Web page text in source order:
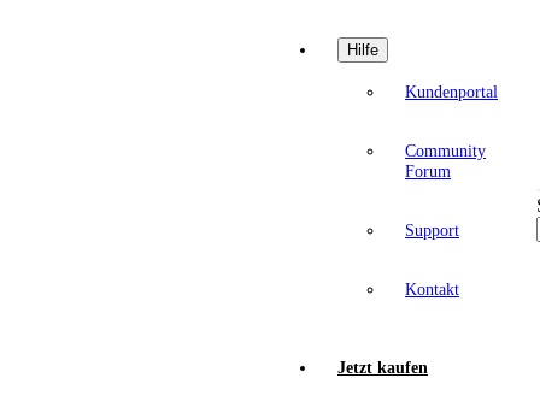
Hilfe
Kundenportal
Community
Forum
Support
Kontakt
Jetzt kaufen